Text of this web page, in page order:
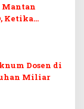
Mantan
Ketika
Dosen di
Miliar